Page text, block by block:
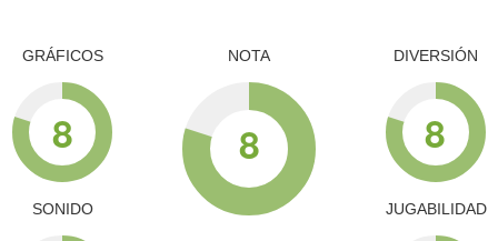
GRÁFICOS
8
SONIDO
NOTA
8
DIVERSIÓN
8
JUGABILIDAD